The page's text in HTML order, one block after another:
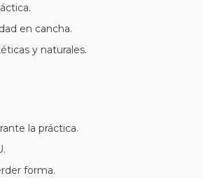
en cancha.
y naturales.
la práctica.
forma.